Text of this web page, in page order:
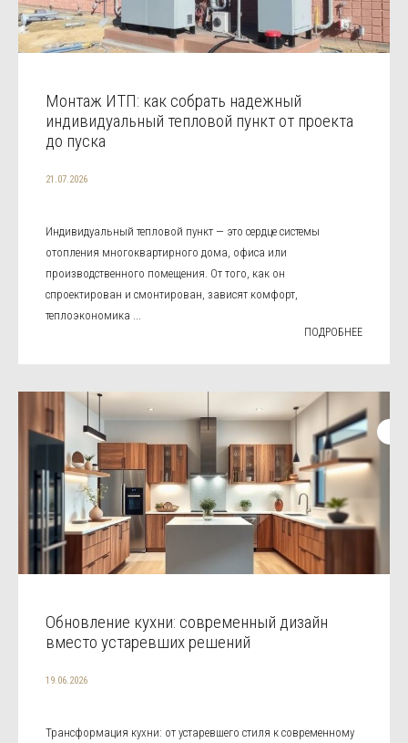
Монтаж ИТП: как собрать надежный
индивидуальный тепловой пункт от проекта
до пуска
21.07.2026
Индивидуальный тепловой пункт — это сердце системы
отопления многоквартирного дома, офиса или
производственного помещения. От того, как он
спроектирован и смонтирован, зависят комфорт,
теплоэкономика ...
ПОДРОБНЕЕ
Обновление кухни: современный дизайн
вместо устаревших решений
19.06.2026
Трансформация кухни: от устаревшего стиля к современному